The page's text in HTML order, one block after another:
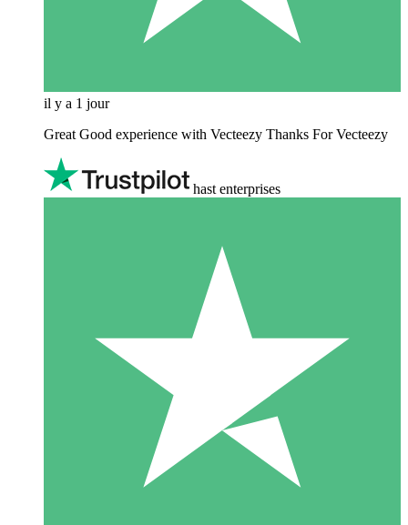
il y a 1 jour
Great Good experience with Vecteezy Thanks For Vecteezy
hast enterprises